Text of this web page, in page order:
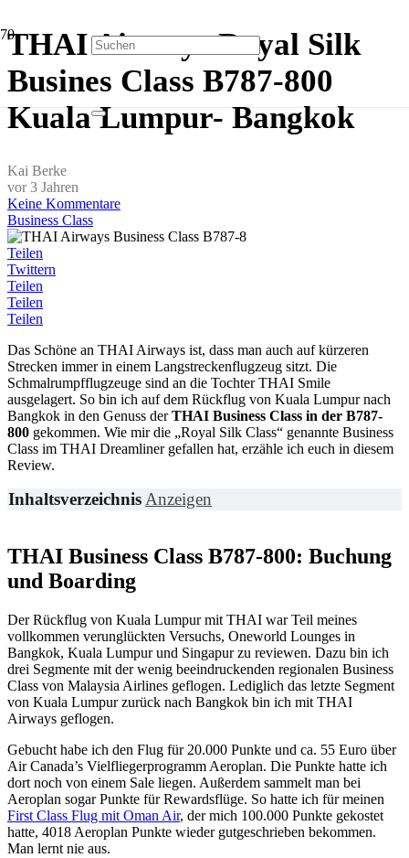
THAI Airways Royal Silk
Busines Class B787-800
Kuala Lumpur- Bangkok
Kai Berke
vor 3 Jahren
Keine Kommentare
Business Class
Teilen
Twittern
Teilen
Teilen
Teilen
Das Schöne an THAI Airways ist, dass man auch auf kürzeren
Strecken immer in einem Langstreckenflugzeug sitzt. Die
Schmalrumpfflugzeuge sind an die Tochter THAI Smile
ausgelagert. So bin ich auf dem Rückflug von Kuala Lumpur nach
Bangkok in den Genuss derTHAI Business Class in der B787-
800 gekommen. Wie mir die „Royal Silk Class“ genannte Business
Class im THAI Dreamliner gefallen hat, erzähle ich euch in diesem
Review.
InhaltsverzeichnisAnzeigen
THAI Business Class B787-800: Buchung
und Boarding
Der Rückflug von Kuala Lumpur mit THAI war Teil meines
vollkommen verunglückten Versuchs, Oneworld Lounges in
Bangkok, Kuala Lumpur und Singapur zu reviewen. Dazu bin ich
drei Segmente mit der wenig beeindruckenden regionalen Business
Class von Malaysia Airlines geflogen. Lediglich das letzte Segment
von Kuala Lumpur zurück nach Bangkok bin ich mit THAI
Airways geflogen.
Gebucht habe ich den Flug für 20.000 Punkte und ca. 55 Euro über
Air Canada’s Vielfliegerprogramm Aeroplan. Die Punkte hatte ich
dort noch von einem Sale liegen. Außerdem sammelt man bei
Aeroplan sogar Punkte für Rewardsflüge. So hatte ich für meinen
First Class Flug mit Oman Air, der mich 100.000 Punkte gekostet
hatte, 4018 Aeroplan Punkte wieder gutgeschrieben bekommen.
Man lernt nie aus.